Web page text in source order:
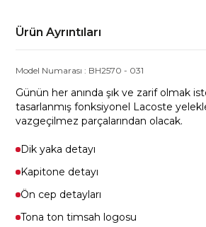
Ürün Ayrıntıları
Model Numarası : BH2570 - 031
Günün her anında şık ve zarif olmak
tasarlanmış fonksiyonel Lacoste
vazgeçilmez parçalarından olacak.
Dik yaka detayı
Kapitone detayı
Ön cep detayları
Tona ton timsah logosu